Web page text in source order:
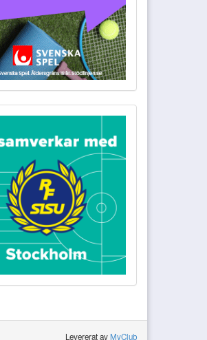
Levererat avMyClub